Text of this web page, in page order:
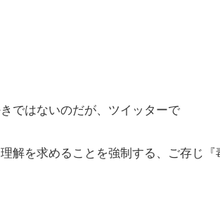
ではないのだが、ツイッターで
解を求めることを強制する、ご存じ